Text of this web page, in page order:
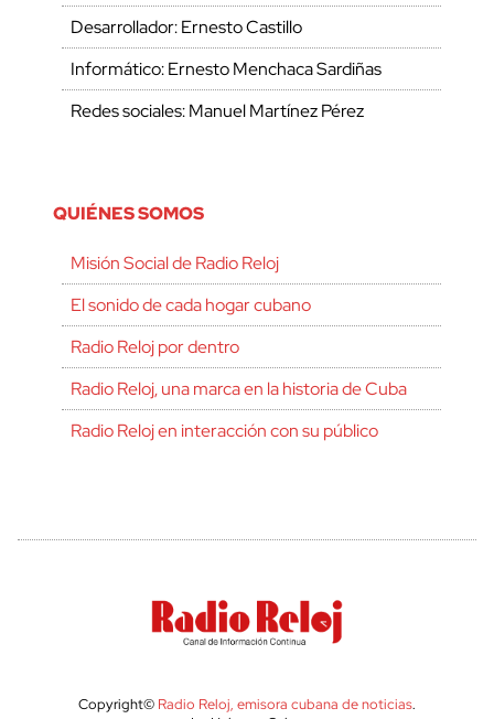
Desarrollador: Ernesto Castillo
Informático: Ernesto Menchaca Sardiñas
Redes sociales: Manuel Martínez Pérez
QUIÉNES SOMOS
Misión Social de Radio Reloj
El sonido de cada hogar cubano
Radio Reloj por dentro
Radio Reloj, una marca en la historia de Cuba
Radio Reloj en interacción con su público
Copyright© Radio Reloj, emisora cubana de noticias.